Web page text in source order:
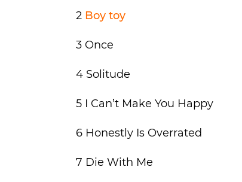
2 Boy toy
3 Once
4 Solitude
5 I Can’t Make You Happy
6 Honestly Is Overrated
7 Die With Me